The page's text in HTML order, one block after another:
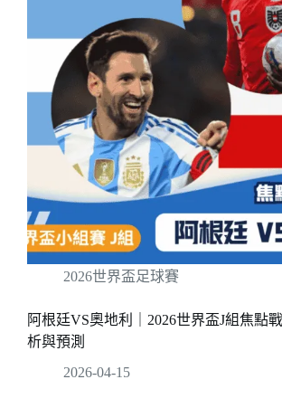
2026世界盃足球賽
阿根廷VS奧地利｜2026世界盃J組焦點
析與預測
2026-04-15